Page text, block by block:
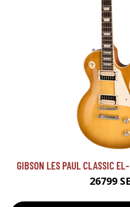
GIBSON LES PAUL CLASSIC
26799